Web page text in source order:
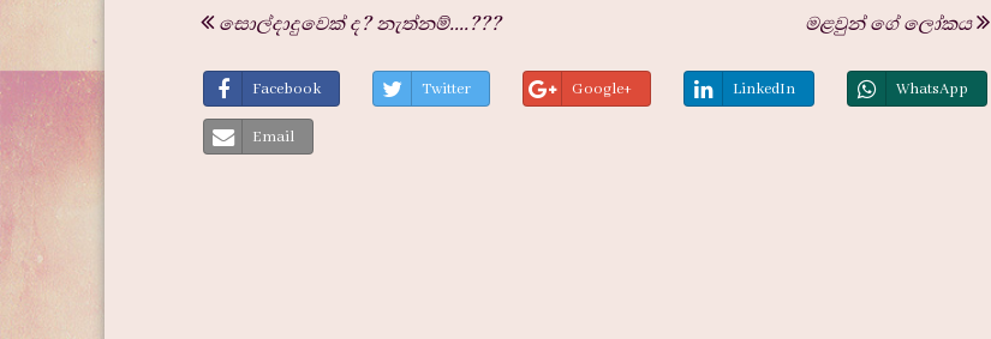
සොල්දාදුවෙක් ද? නැත්නම්....???
මළවුන් ගේ ලෝකය
Facebook Twitter Google+ LinkedIn WhatsApp
Email